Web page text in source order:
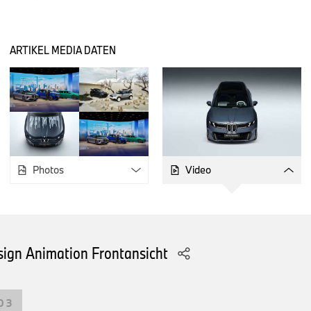
der neue BMW i3 eine neue Ära des BMW Designs ein. Beide
typischen BMW Proportionen mit einer reduzierten und
den wesentlichen Merkmalen der Neuen Klasse
Neuinterpretation der markenprägenden BMW Niere,
nach vorne ausgerichtete Linienführung.
Sowohl der neue BMW iX3 als auch der neue BMW i3
Kilometer. Dank der 800-Volt-Architektur der Neuen Klasse
Minuten Energie für bis zu 400 Kilometer Fahrt laden.
ARTIKEL MEDIA DATEN
Photos Video
Animation Frontansicht
3